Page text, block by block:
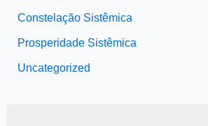
Constelação Sistêmica
Prosperidade Sistêmica
Uncategorized